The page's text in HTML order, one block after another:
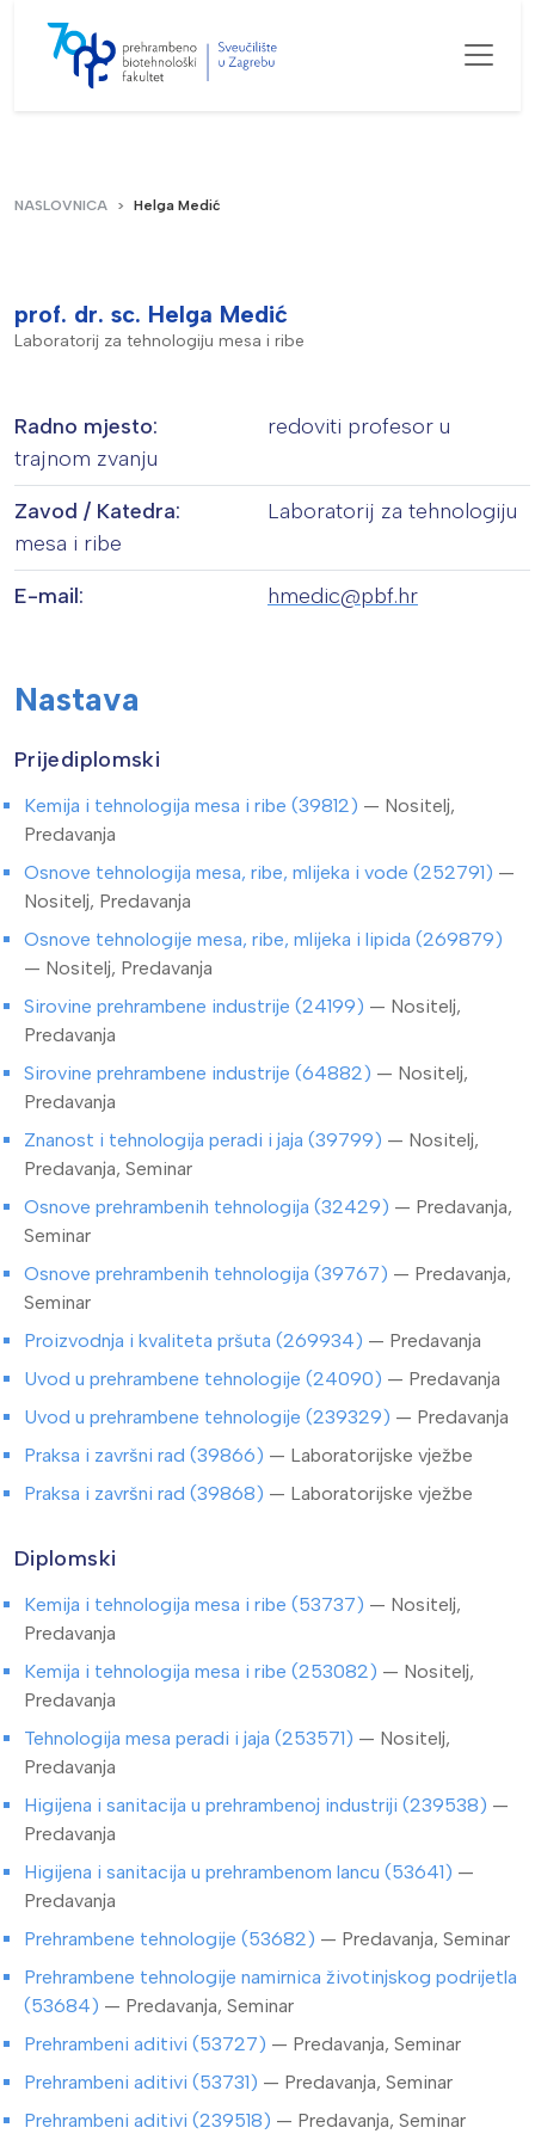
NASLOVNICA Helga Medić
prof. dr. sc. Helga Medić
Laboratorij za tehnologiju mesa i ribe
Radno mjesto:
redoviti profesor u
trajnom zvanju
Zavod / Katedra:
Laboratorij za tehnologiju
mesa i ribe
E-mail:
hmedic@pbf.hr
Nastava
Prijediplomski
Kemija i tehnologija mesa i ribe (39812) — Nositelj,
Predavanja
Osnove tehnologija mesa, ribe, mlijeka i vode (252791) —
Nositelj, Predavanja
Osnove tehnologije mesa, ribe, mlijeka i lipida (269879)
— Nositelj, Predavanja
Sirovine prehrambene industrije (24199) — Nositelj,
Predavanja
Sirovine prehrambene industrije (64882) — Nositelj,
Predavanja
Znanost i tehnologija peradi i jaja (39799) — Nositelj,
Predavanja, Seminar
Osnove prehrambenih tehnologija (32429) — Predavanja,
Seminar
Osnove prehrambenih tehnologija (39767) — Predavanja,
Seminar
Proizvodnja i kvaliteta pršuta (269934) — Predavanja
Uvod u prehrambene tehnologije (24090) — Predavanja
Uvod u prehrambene tehnologije (239329) — Predavanja
Praksa i završni rad (39866) — Laboratorijske vježbe
Praksa i završni rad (39868) — Laboratorijske vježbe
Diplomski
Kemija i tehnologija mesa i ribe (53737) — Nositelj,
Predavanja
Kemija i tehnologija mesa i ribe (253082) — Nositelj,
Predavanja
Tehnologija mesa peradi i jaja (253571) — Nositelj,
Predavanja
Higijena i sanitacija u prehrambenoj industriji (239538) —
Predavanja
Higijena i sanitacija u prehrambenom lancu (53641) —
Predavanja
Prehrambene tehnologije (53682) — Predavanja, Seminar
Prehrambene tehnologije namirnica životinjskog podrijetla
(53684) — Predavanja, Seminar
Prehrambeni aditivi (53727) — Predavanja, Seminar
Prehrambeni aditivi (53731) — Predavanja, Seminar
Prehrambeni aditivi (239518) — Predavanja, Seminar